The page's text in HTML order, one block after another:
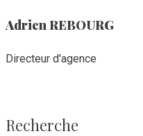
Adrien REBOURG
Directeur d'agence
Recherche